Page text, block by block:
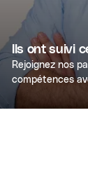
Ils ont suivi
Rejoignez nos
compétences